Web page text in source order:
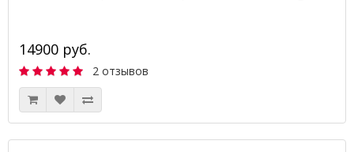
14900 руб.
2 отзывов